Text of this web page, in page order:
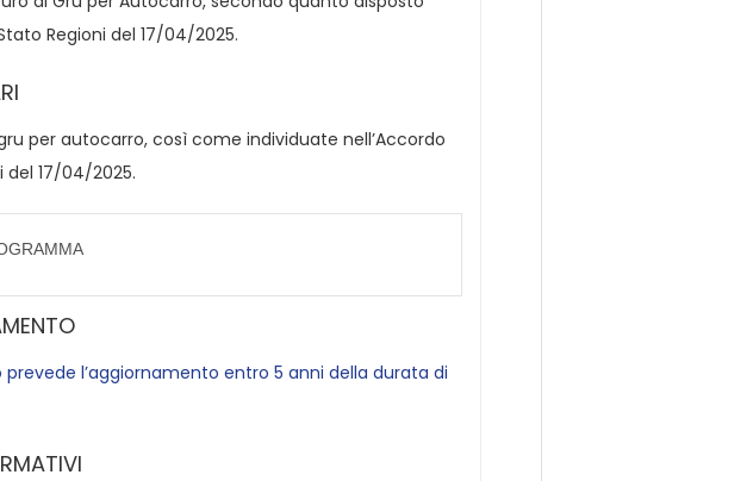
Regioni del 17/04/2025.
per autocarro, così come individuate nell’Accordo
del 17/04/2025.
prevede l’aggiornamento entro 5 anni della durata di